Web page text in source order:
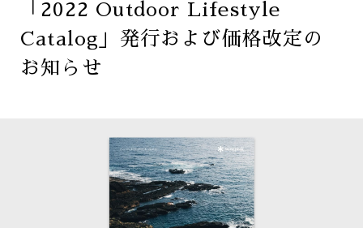
「2022 Outdoor Lifestyle
Catalog」発行および価格改定の
お知らせ